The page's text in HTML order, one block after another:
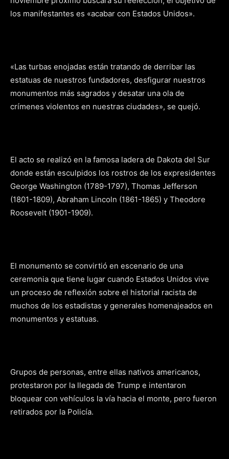
los manifestantes es «acabar con Estados Unidos».
«Las turbas enojadas están tratando de derribar las
estatuas de nuestros fundadores, desfigurar nuestros
monumentos más sagrados y desatar una ola de
crímenes violentos en nuestras ciudades», se quejó.
El acto se realizó en la famosa ladera de Dakota del Sur
donde están esculpidos los rostros de los expresidentes
George Washington (1789-1797), Thomas Jefferson
(1801-1809), Abraham Lincoln (1861-1865) y Theodore
Roosevelt (1901-1909).
El monumento se convirtió en escenario de una
ceremonia que tiene lugar cuando Estados Unidos vive
un proceso de reflexión sobre el historial racista de
muchos de los estadistas y generales homenajeados en
monumentos y estatuas.
Grupos de personas, entre ellas nativos americanos,
protestaron por la llegada de Trump e intentaron
bloquear con vehículos la vía hacia el monte, pero fueron
retirados por la Policía.